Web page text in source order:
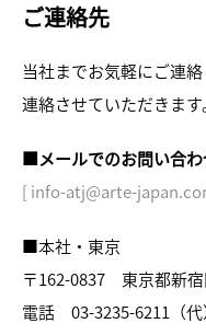
ご連絡先
当社までお気軽にご連
連絡させていただきます。
■メールでのお問い合
[ info-atj@arte-
■本社・東京
〒162-0837 東京都新宿
電話 03-3235-6211（